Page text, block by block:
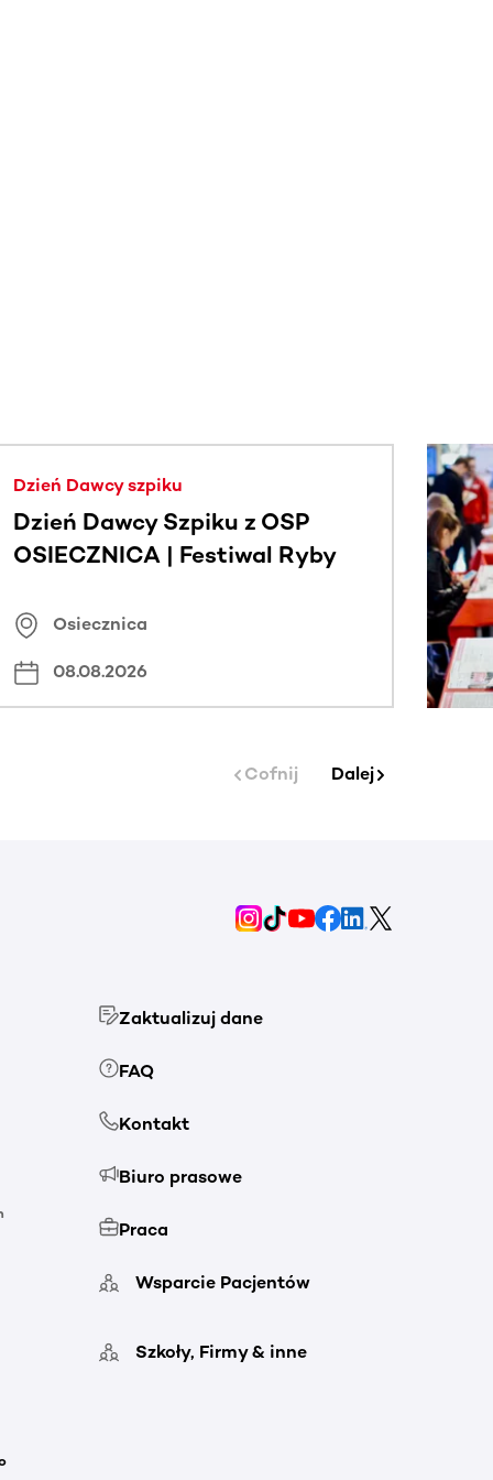
Dzień Dawcy szpiku
Dzień Dawcy Szpiku z OSP
OSIECZNICA | Festiwal Ryby
Osiecznica
08.08.2026
Cofnij Dalej
Zaktualizuj dane
FAQ
Kontakt
Biuro prasowe
Praca
Wsparcie Pacjentów
Szkoły, Firmy & inne